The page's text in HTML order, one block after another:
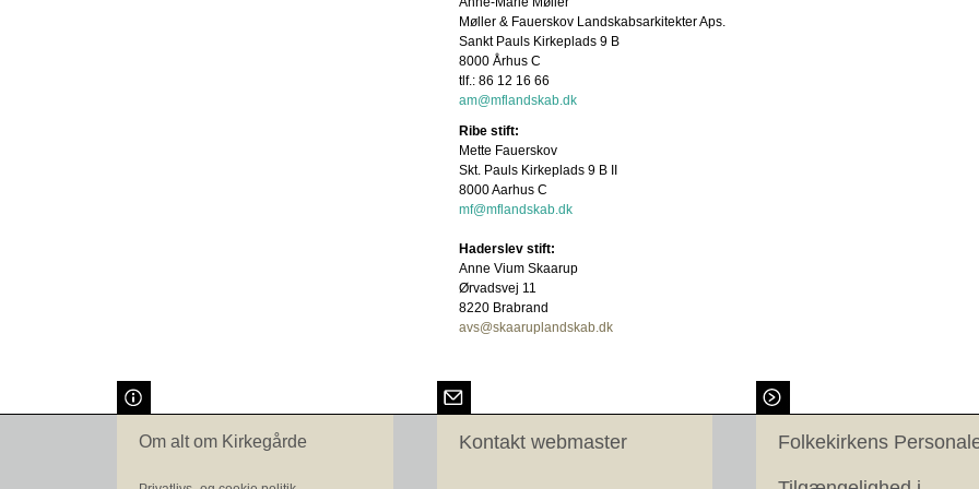
Møller & Fauerskov Landskabsarkitekter Aps.
Sankt Pauls Kirkeplads 9 B
8000 Århus C
tlf.: 86 12 16 66
am@mflandskab.dk
Ribe stift:
Mette Fauerskov
Skt. Pauls Kirkeplads 9 B II
8000 Aarhus C
mf@mflandskab.dk
Haderslev stift:
Anne Vium Skaarup
Ørvadsvej 11
8220 Brabrand
avs@skaaruplandskab.dk
Om alt om Kirkegårde Kontakt webmaster Folkekirkens